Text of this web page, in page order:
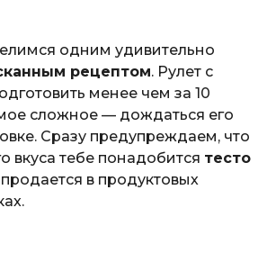
одним удивительно
рецептом. Рулет с
менее чем за 10
сложное — дождаться его
Сразу предупреждаем, что
вкуса тебе понадобится тесто
в продуктовых